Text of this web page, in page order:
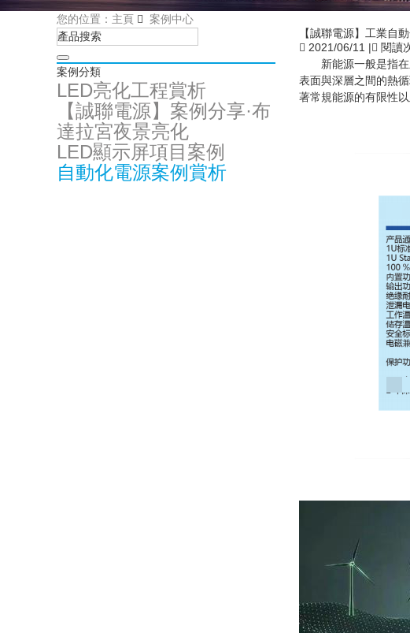
您的位置：主頁 案例中心
案例分類
LED亮化工程賞析
【誠聯電源】案例分享·布
達拉宮夜景亮化
LED顯示屏項目案例
自動化電源案例賞析
【誠聯電源】工業自
2021/06/11 |
閱讀
新能源一般是指
表面與深層之間的熱
著常規能源的有限性